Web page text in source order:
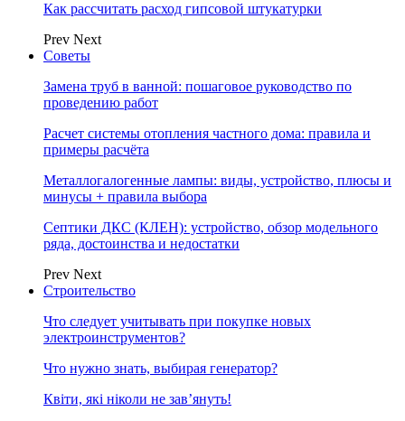
Как рассчитать расход гипсовой штукатурки
Prev Next
Советы
Замена труб в ванной: пошаговое руководство по
проведению работ
Расчет системы отопления частного дома: правила и
примеры расчёта
Металлогалогенные лампы: виды, устройство, плюсы и
минусы + правила выбора
Септики ДКС (КЛЕН): устройство, обзор модельного
ряда, достоинства и недостатки
Prev Next
Строительство
Что следует учитывать при покупке новых
электроинструментов?
Что нужно знать, выбирая генератор?
Квіти, які ніколи не зав’януть!